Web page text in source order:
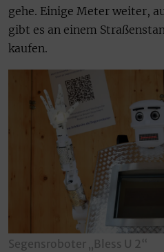
gehe. Einige Meter weiter,
gibt es an einem
kaufen.
Segensroboter „Bless U 2“